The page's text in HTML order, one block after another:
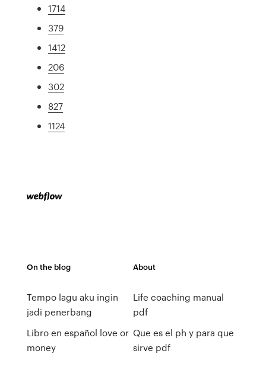
1714
379
1412
206
302
827
1124
On the blog
Tempo lagu aku ingin
jadi penerbang
Libro en español love or
money
About
Life coaching manual
pdf
Que es el ph y para que
sirve pdf